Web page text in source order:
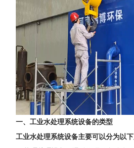
一、工业水处理系统设备的类型
工业水处理系统设备主要可以分为以下